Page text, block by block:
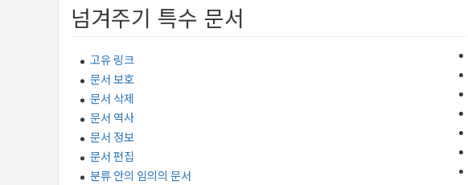
넘겨주기 특수 문서
고유 링크
문서 보호
문서 삭제
문서 역사
문서 정보
문서 편집
분류 안의 임의의 문서